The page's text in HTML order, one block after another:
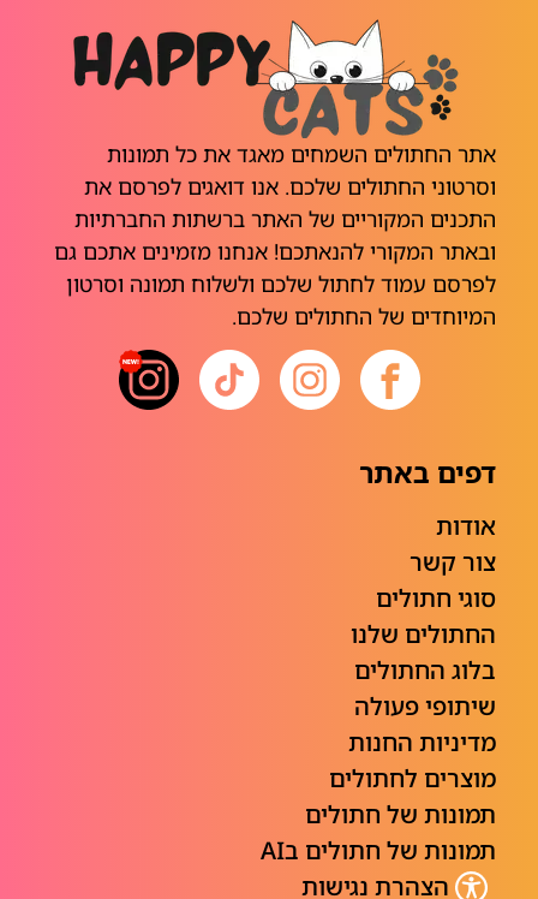
אתר החתולים השמחים מאגד את כל תמונות
וסרטוני החתולים שלכם. אנו דואגים לפרסם את
התכנים המקוריים של האתר ברשתות החברתיות
ובאתר המקורי להנאתכם! אנחנו מזמינים אתכם גם
לפרסם עמוד לחתול שלכם ולשלוח תמונה וסרטון
המיוחדים של החתולים שלכם.
דפים באתר
אודות
צור קשר
סוגי חתולים
החתולים שלנו
בלוג החתולים
שיתופי פעולה
מדיניות החנות
מוצרים לחתולים
תמונות של חתולים
תמונות של חתולים בAI
הצהרת נגישות